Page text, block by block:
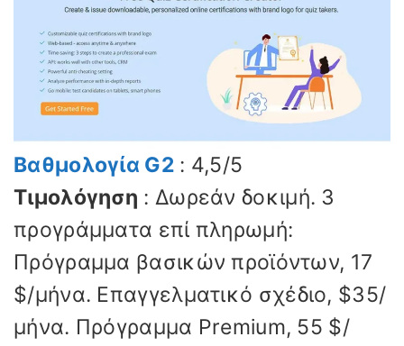
Βαθμολογία G2: 4,5/5
Τιμολόγηση : Δωρεάν δοκιμή. 3
προγράμματα επί πληρωμή:
Πρόγραμμα βασικών προϊόντων, 17
$/μήνα. Επαγγελματικό σχέδιο, $35/
μήνα. Πρόγραμμα Premium, 55 $/